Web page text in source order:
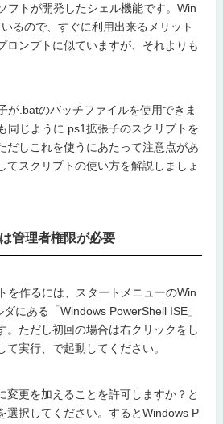
フトが開発したシェル機能です。Win
るので、すぐに利用出来るメリット
ロンプトに似ていますが、それよりも
が.batのバッチファイルを使用できま
同じように.ps1拡張子のスクリプトを
だしこれを使うにあたって注意点があ
てスクリプトの使い方を解説しましょ
管理者権限が必要
を作るには、スタートメニューのWin
にある「Windows PowerShell ISE」
。ただし初回の場合は右クリックをし
実行、で起動してください。
変更を加えることを許可しますか？と
選択してください。するとWindows P